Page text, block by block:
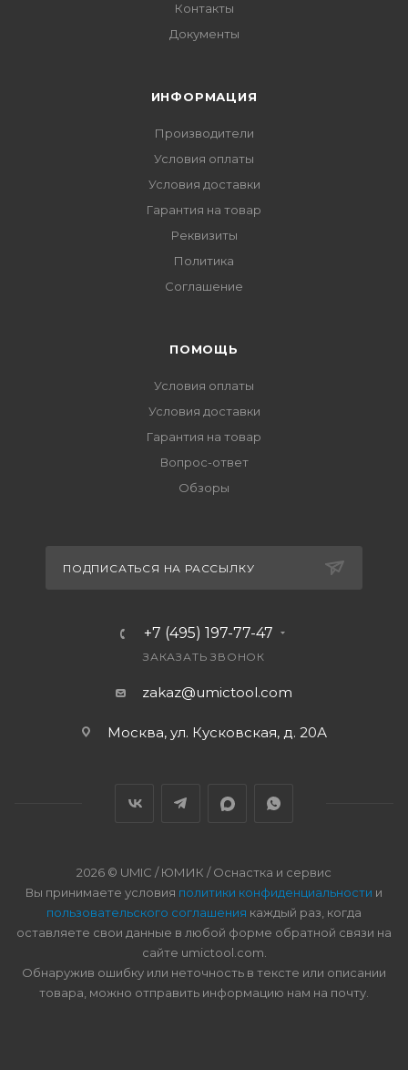
Контакты
Документы
ИНФОРМАЦИЯ
Производители
Условия оплаты
Условия доставки
Гарантия на товар
Реквизиты
Политика
Соглашение
ПОМОЩЬ
Условия оплаты
Условия доставки
Гарантия на товар
Вопрос-ответ
Обзоры
ПОДПИСАТЬСЯ НА РАССЫЛКУ
+7 (495) 197-77-47
ЗАКАЗАТЬ ЗВОНОК
zakaz@umictool.com
Москва, ул. Кусковская, д. 20А
2026 © UMIC / ЮМИК / Оснастка и сервис
Вы принимаете условия политики конфиденциальности и
пользовательского соглашения каждый раз, когда
оставляете свои данные в любой форме обратной связи на
сайте umictool.com.
Обнаружив ошибку или неточность в тексте или описании
товара, можно отправить информацию нам на почту.